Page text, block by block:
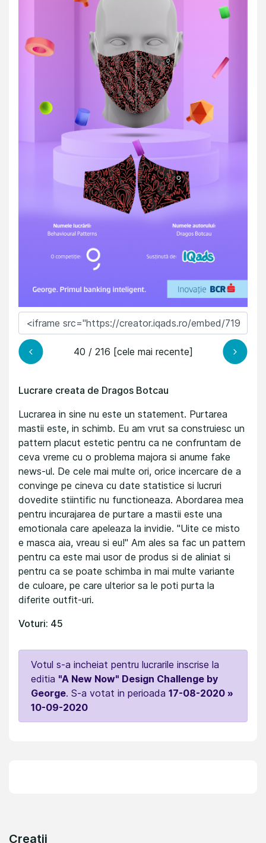
40 / 216 [cele mai recente]
Lucrare creata de Dragos Botcau
Lucrarea in sine nu este un statement. Purtarea
mastii este, in schimb. Eu am vrut sa construiesc un
pattern placut estetic pentru ca ne confruntam de
ceva vreme cu o problema majora si anume fake
news-ul. De cele mai multe ori, orice incercare de a
convinge pe cineva cu date statistice si lucruri
dovedite stiintific nu functioneaza. Abordarea mea
pentru incurajarea de purtare a mastii este una
emotionala care apeleaza la invidie. "Uite ce misto
e masca aia, vreau si eu!" Am ales sa fac un pattern
pentru ca este mai usor de produs si de aliniat si
pentru ca se poate schimba in mai multe variante
de culoare, pe care ulterior sa le poti purta la
diferite outfit-uri.
Voturi: 45
Votul s-a incheiat pentru lucrarile inscrise la
editia "A New Now" Design Challenge by
George. S-a votat in perioada 17-08-2020 »
10-09-2020
Creatii